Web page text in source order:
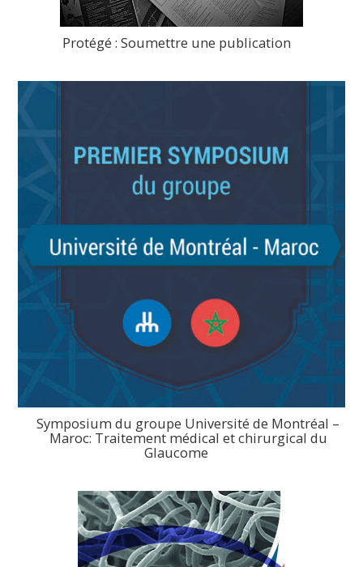
Protégé : Soumettre une publication
Symposium du groupe Université de Montréal –
Maroc: Traitement médical et chirurgical du
Glaucome